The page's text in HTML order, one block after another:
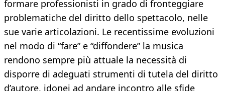
formare professionisti in grado di fronteggiare
problematiche del diritto dello spettacolo, nelle
sue varie articolazioni. Le recentissime evoluzioni
nel modo di “fare” e “diffondere” la musica
rendono sempre più attuale la necessità di
disporre di adeguati strumenti di tutela del diritto
d’autore, idonei ad andare incontro alle sfide